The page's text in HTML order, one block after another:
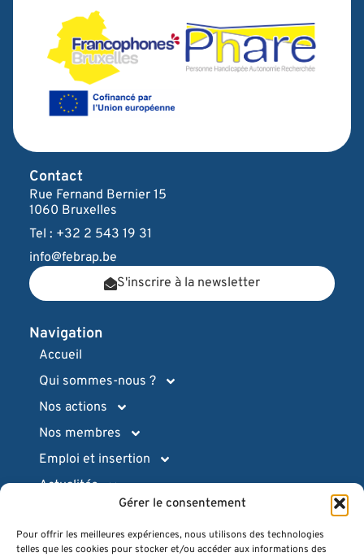
Gérer le consentement
Pour offrir les meilleures expériences, nous utilisons des technologies
telles que les cookies pour stocker et/ou accéder aux informations des
Navigation
Accueil
Qui sommes-nous ?
Nos actions
Nos membres
Emploi et insertion
Actualités
Ressources pratiques
Intranet (login)
Contact
Rue Fernand Bernier 15
1060 Bruxelles
Tel : +32 2 543 19 31
info@febrap.be
S'inscrire à la newsletter